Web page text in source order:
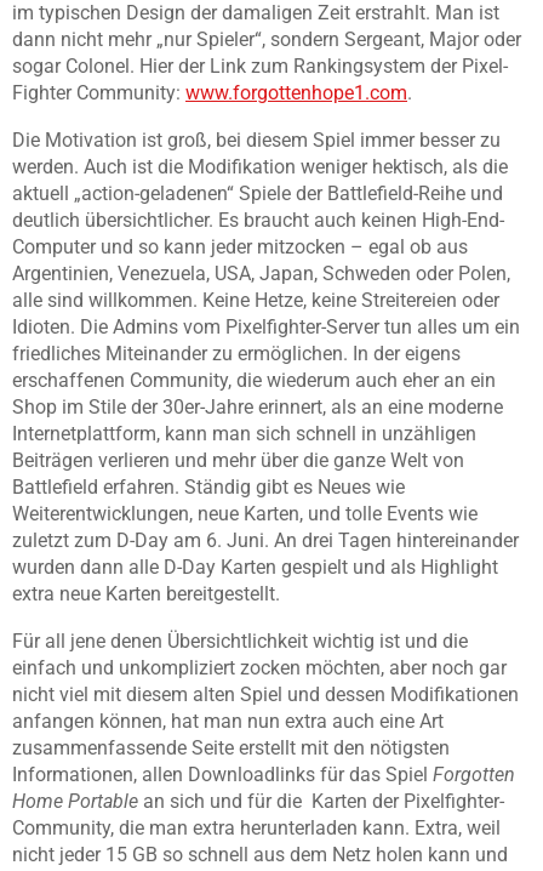
im typischen Design der damaligen Zeit erstrahlt. Man ist
dann nicht mehr „nur Spieler“, sondern Sergeant, Major oder
sogar Colonel. Hier der Link zum Rankingsystem der Pixel-
Fighter Community: www.forgottenhope1.com.
Die Motivation ist groß, bei diesem Spiel immer besser zu
werden. Auch ist die Modifikation weniger hektisch, als die
aktuell „action-geladenen“ Spiele der Battlefield-Reihe und
deutlich übersichtlicher. Es braucht auch keinen High-End-
Computer und so kann jeder mitzocken – egal ob aus
Argentinien, Venezuela, USA, Japan, Schweden oder Polen,
alle sind willkommen. Keine Hetze, keine Streitereien oder
Idioten. Die Admins vom Pixelfighter-Server tun alles um ein
friedliches Miteinander zu ermöglichen. In der eigens
erschaffenen Community, die wiederum auch eher an ein
Shop im Stile der 30er-Jahre erinnert, als an eine moderne
Internetplattform, kann man sich schnell in unzähligen
Beiträgen verlieren und mehr über die ganze Welt von
Battlefield erfahren. Ständig gibt es Neues wie
Weiterentwicklungen, neue Karten, und tolle Events wie
zuletzt zum D-Day am 6. Juni. An drei Tagen hintereinander
wurden dann alle D-Day Karten gespielt und als Highlight
extra neue Karten bereitgestellt.
Für all jene denen Übersichtlichkeit wichtig ist und die
einfach und unkompliziert zocken möchten, aber noch gar
nicht viel mit diesem alten Spiel und dessen Modifikationen
anfangen können, hat man nun extra auch eine Art
zusammenfassende Seite erstellt mit den nötigsten
Informationen, allen Downloadlinks für das Spiel Forgotten
Home Portable an sich und für die Karten der Pixelfighter-
Community, die man extra herunterladen kann. Extra, weil
nicht jeder 15 GB so schnell aus dem Netz holen kann und